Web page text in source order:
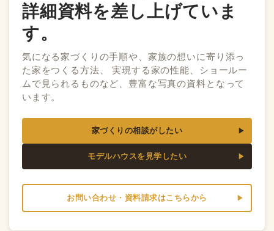
詳細資料を差し上げていま
す。
気になる家づくりの手順や、家族の想いに寄り添っ
た家をつくる方法、 実現する家の性能、ショールー
ムで見られるものなど、豊富な写真の資料となって
います。
家づくりの相談がしたい
モデルハウスを見学したい
お問い合わせ・資料請求はこちらから